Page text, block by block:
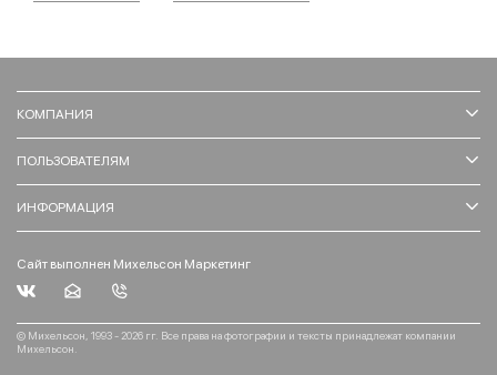
КОМПАНИЯ
ПОЛЬЗОВАТЕЛЯМ
ИНФОРМАЦИЯ
Сайт выполнен Михельсон Маркетинг
© Михельсон, 1993 - 2026 гг. Все права на фотографии и тексты принадлежат компании
Михельсон.